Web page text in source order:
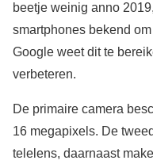
beetje weinig anno
smartphones bekend
Google weet dit te
verbeteren.
De primaire camera
16 megapixels. De
telelens, daarnaast